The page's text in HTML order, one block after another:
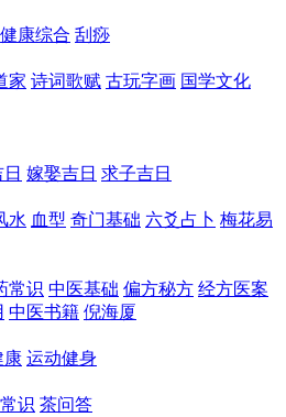
健康综合 刮痧
家 诗词歌赋 古玩字画 国学文化
嫁娶吉日 求子吉日
水 血型 奇门基础 六爻占卜 梅花易
常识 中医基础 偏方秘方 经方医案
中医书籍 倪海厦
康 运动健身
常识 茶问答